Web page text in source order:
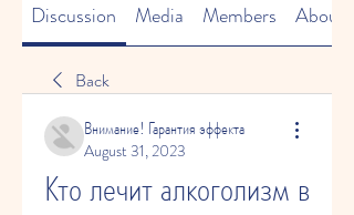
Discussion Media Members About
Back
Внимание! Гарантия эффекта
August 31, 2023
Кто лечит алкоголизм в